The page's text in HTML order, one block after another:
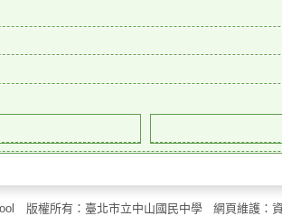
版權所有：臺北市立中山國民中學 網頁維護：